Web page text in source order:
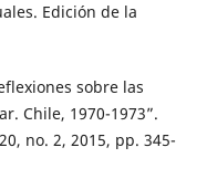
Edición de la
sobre las
Chile, 1970-1973”.
no. 2, 2015, pp. 345-